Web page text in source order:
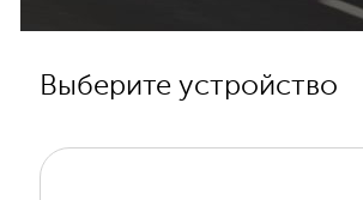
Выберите устройство